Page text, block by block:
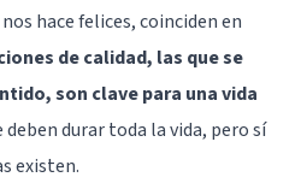
hace felices, coinciden en
de calidad, las que se
son clave para una vida
durar toda la vida, pero sí
existen.